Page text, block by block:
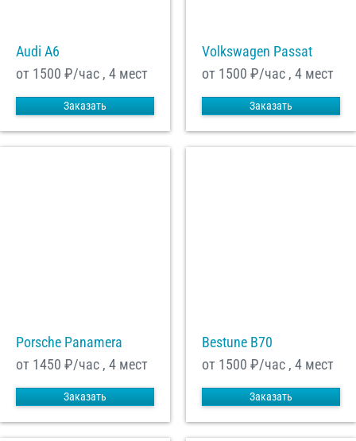
Audi A6
от 1500 ₽/час , 4 мест
Заказать
Volkswagen Passat
от 1500 ₽/час , 4 мест
Заказать
Porsche Panamera
от 1450 ₽/час , 4 мест
Заказать
Bestune B70
от 1500 ₽/час , 4 мест
Заказать